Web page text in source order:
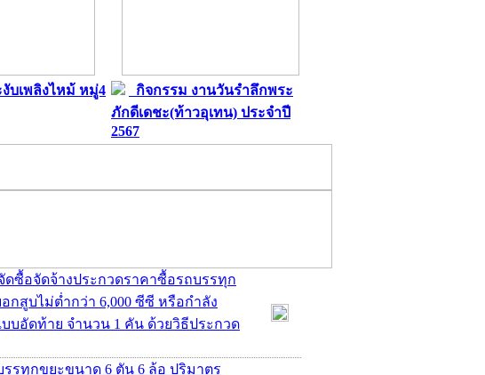
บเพลิงไหม้ หมู่4
กิจกรรม งานวันรำลึกพระ
ภักดีเดชะ(ท้าวอุเทน) ประจำปี
2567
ซื้อจัดจ้างประกวดราคาซื้อรถบรรทุก
กสูบไม่ต่ำกว่า 6,000 ซีซี หรือกำลัง
บอัดท้าย จำนวน 1 คัน ด้วยวิธีประกวด
รทุกขยะขนาด 6 ตัน 6 ล้อ ปริมาตร